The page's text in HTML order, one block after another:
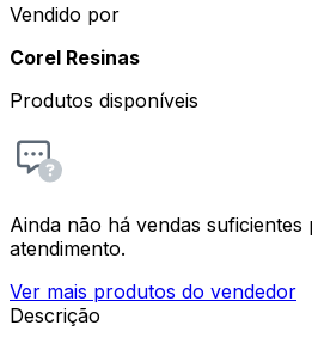
Vendido por
Corel Resinas
Produtos disponíveis
Ainda não há vendas suficientes
atendimento.
Ver mais produtos do vendedor
Descrição